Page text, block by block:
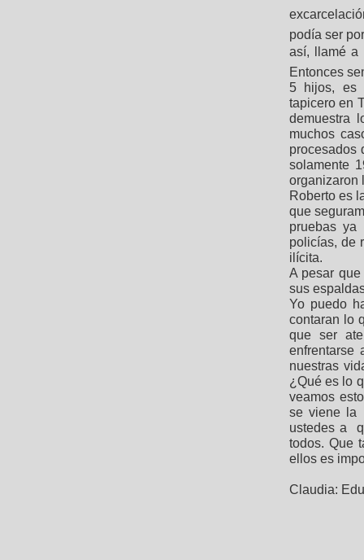
podía ser
así, llamé a
Entonces
5 hijos, es
tapicero en
demuestra
muchos
procesados
solamente
organizaron
Roberto es
que
pruebas
policías, de
ilícita.
A pesar
sus
Yo puedo
contaran lo
que ser
enfrentarse
nuestras
¿Qué es lo
veamos
se viene la
ustedes a
todos. Que
ellos es
Claudia: